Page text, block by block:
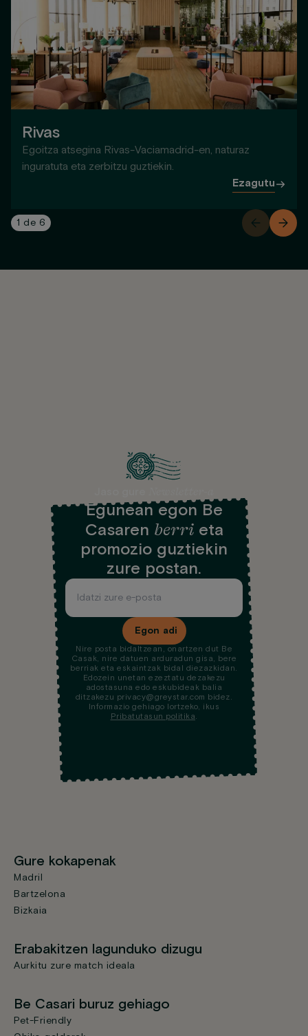
Rivas
Egoitza atsegina Rivas-Vaciamadrid-en, naturaz
inguratuta eta zerbitzu guztiekin.
Ezagutu
1 de 6
Egunean egon Be
Casaren berrieta
promozio guztiekin
zure postan.
Egon adi
Nire posta bidaltzean, onartzen dut Be
Casak, nire datuen arduradun gisa, bere
berriak eta eskaintzak bidal diezazkidan.
Edozein unetan ezeztatu dezakezu
adostasuna edo eskubideak balia
ditzakezu privacy@greystar.com bidez.
Informazio gehiago lortzeko, ikus
Pribatutasun politika.
Gure kokapenak
Madril
Bartzelona
Bizkaia
Erabakitzen lagunduko dizugu
Aurkitu zure match ideala
Be Casari buruz gehiago
Pet-Friendly